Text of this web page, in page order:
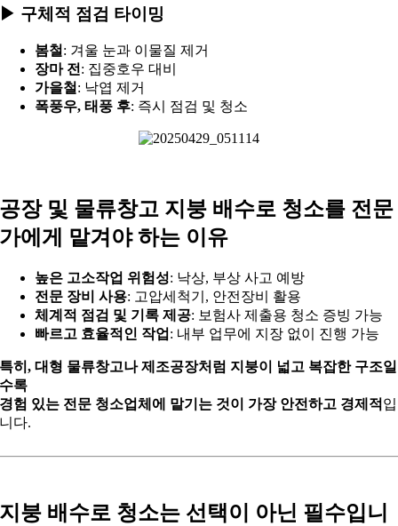
▶︎ 구체적 점검 타이밍
봄철: 겨울 눈과 이물질 제거
장마 전: 집중호우 대비
가을철: 낙엽 제거
폭풍우, 태풍 후: 즉시 점검 및 청소
공장 및 물류창고 지붕 배수로 청소를 전문
가에게 맡겨야 하는 이유
높은 고소작업 위험성: 낙상, 부상 사고 예방
전문 장비 사용: 고압세척기, 안전장비 활용
체계적 점검 및 기록 제공: 보험사 제출용 청소 증빙 가능
빠르고 효율적인 작업 : 내부 업무에 지장 없이 진행 가능
특히, 대형 물류창고나 제조공장처럼 지붕이 넓고 복잡한 구조일
수록
경험 있는 전문 청소업체에 맡기는 것이 가장 안전하고 경제적 입
니다.
지붕 배수로 청소는 선택이 아닌 필수입니